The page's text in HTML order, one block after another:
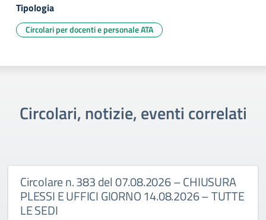
Tipologia
Circolari per docenti e personale ATA
Circolari, notizie, eventi correlati
Circolare n. 383 del 07.08.2026 – CHIUSURA
PLESSI E UFFICI GIORNO 14.08.2026 – TUTTE
LE SEDI